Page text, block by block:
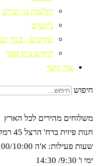
חולצות טי-שירט
ג'ינסים
שורטים / בגדי ים
תיקים בית ספר
צור קשר
חיפוש
משלוחים מהירים לכל הארץ
חנות פיזית ברח' הרצל 45 רמלה
שעות פעילות: א'ה 21:00/10:00
ימי ו' 9:30/ 14:30